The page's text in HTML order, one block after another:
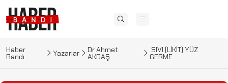
Haber
Bandı Yazarlar Dr Ahmet
AKDAŞ
​​​ ​SIVI (LİKİT) YÜZ
GERME